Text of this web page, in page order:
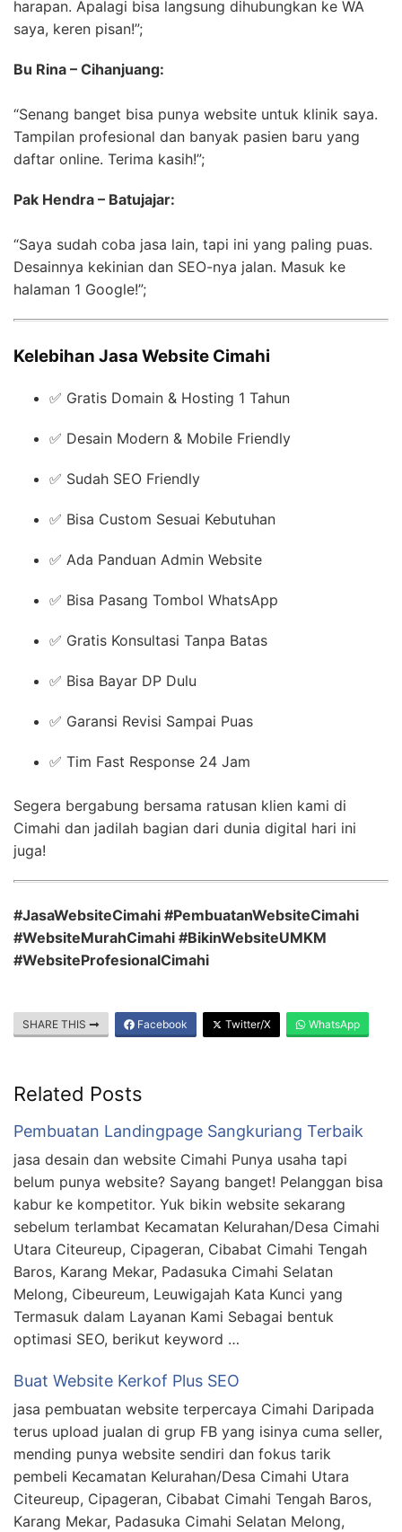
harapan. Apalagi bisa langsung dihubungkan ke WA
saya, keren pisan!”;
Bu Rina – Cihanjuang:
“Senang banget bisa punya website untuk klinik saya.
Tampilan profesional dan banyak pasien baru yang
daftar online. Terima kasih!”;
Pak Hendra – Batujajar:
“Saya sudah coba jasa lain, tapi ini yang paling puas.
Desainnya kekinian dan SEO-nya jalan. Masuk ke
halaman 1 Google!”;
Kelebihan Jasa Website Cimahi
✅ Gratis Domain & Hosting 1 Tahun
✅ Desain Modern & Mobile Friendly
✅ Sudah SEO Friendly
✅ Bisa Custom Sesuai Kebutuhan
✅ Ada Panduan Admin Website
✅ Bisa Pasang Tombol WhatsApp
✅ Gratis Konsultasi Tanpa Batas
✅ Bisa Bayar DP Dulu
✅ Garansi Revisi Sampai Puas
✅ Tim Fast Response 24 Jam
Segera bergabung bersama ratusan klien kami di
Cimahi dan jadilah bagian dari dunia digital hari ini
juga!
#JasaWebsiteCimahi #PembuatanWebsiteCimahi
#WebsiteMurahCimahi #BikinWebsiteUMKM
#WebsiteProfesionalCimahi
SHARE THIS Facebook Twitter/X WhatsApp
Related Posts
Pembuatan Landingpage Sangkuriang Terbaik
jasa desain dan website Cimahi Punya usaha tapi
belum punya website? Sayang banget! Pelanggan bisa
kabur ke kompetitor. Yuk bikin website sekarang
sebelum terlambat Kecamatan Kelurahan/Desa Cimahi
Utara Citeureup, Cipageran, Cibabat Cimahi Tengah
Baros, Karang Mekar, Padasuka Cimahi Selatan
Melong, Cibeureum, Leuwigajah Kata Kunci yang
Termasuk dalam Layanan Kami Sebagai bentuk
optimasi SEO, berikut keyword …
Buat Website Kerkof Plus SEO
jasa pembuatan website terpercaya Cimahi Daripada
terus upload jualan di grup FB yang isinya cuma seller,
mending punya website sendiri dan fokus tarik
pembeli Kecamatan Kelurahan/Desa Cimahi Utara
Citeureup, Cipageran, Cibabat Cimahi Tengah Baros,
Karang Mekar, Padasuka Cimahi Selatan Melong,